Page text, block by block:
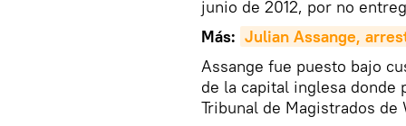
junio de 2012, por no
Más: Julian Assange,
Assange fue puesto bajo
de la capital inglesa donde
Tribunal de Magistrados